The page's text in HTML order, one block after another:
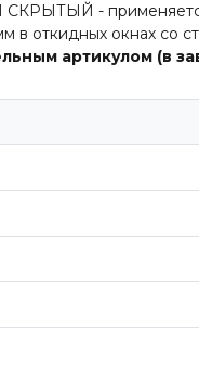
- применяется
в откидных окнах со
артикулом (в